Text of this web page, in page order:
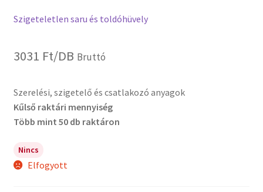
Szigeteletlen saru és toldóhüvely
3031 Ft/DB Bruttó
Szerelési, szigetelő és csatlakozó anyagok
Kűlső raktári mennyiség
Több mint 50 db raktáron
Nincs
Elfogyott